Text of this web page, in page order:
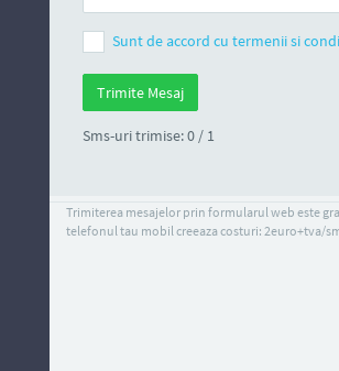
Sunt de accord cu termenii si
Sms-uri trimise: 0 / 1
Trimiterea mesajelor prin formularul web este
telefonul tau mobil creeaza costuri: 2euro+tva/